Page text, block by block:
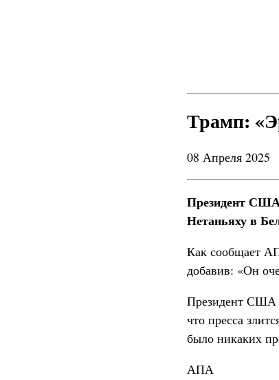
Трамп:
08 Апреля 2025
Президент США
Нетаньяху в
Как сообщает
добавив: «Он
Президент США
что пресса
было никаких
АПА